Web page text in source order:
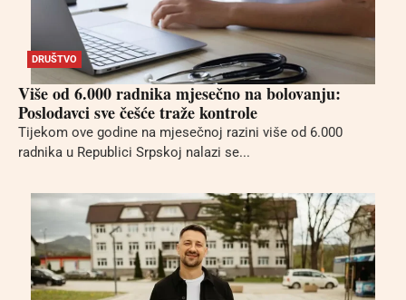
DRUŠTVO
Više od 6.000 radnika mjesečno na bolovanju:
Poslodavci sve češće traže kontrole
Tijekom ove godine na mjesečnoj razini više od 6.000
radnika u Republici Srpskoj nalazi se...